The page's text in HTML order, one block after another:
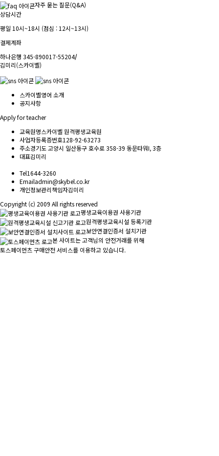
자주 묻는 질문(Q&A)
상담시간
평일 10시~18시 (점심 : 12시~13시)
결제계좌
하나은행 345-890017-55204/
김미리(스카이벨)
스카이벨영어 소개
공지사항
Apply for teacher
교육원명스카이벨 원격평생교육원
사업자등록증번호128-92-63273
주소경기도 고양시 일산동구 호수로 358-39 동문타워I, 3층
대표김미리
Tel1644-3260
Emailadmin@skybel.co.kr
개인정보관리책임자김미리
Copyright (c) 2009 All rights reserved
평생교육이용권 사용기관
원격평생교육시설 등록기관
보안연결인증서 설치기관
본 사이트는 고객님의 안전거래를 위해
토스페이먼츠 구매안전 서비스를 이용하고 있습니다.